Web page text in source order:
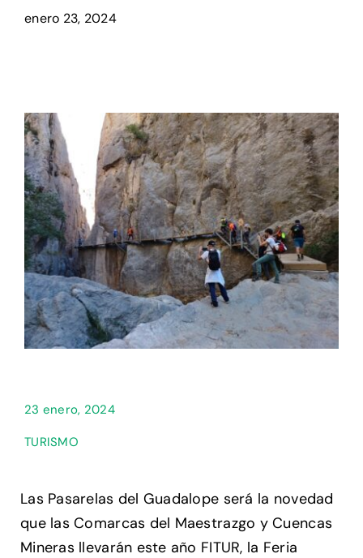
Contacto
enero 23, 2024
23 enero, 2024
TURISMO
Las Pasarelas del Guadalope será la novedad
que las Comarcas del Maestrazgo y Cuencas
Mineras llevarán este año FITUR, la Feria